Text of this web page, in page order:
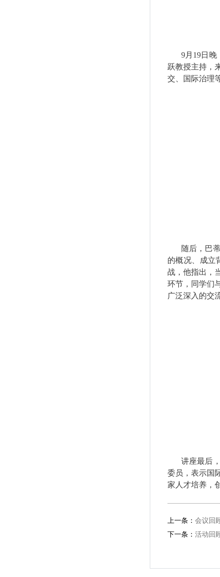
9月 19日晚
跃教授主持，
交、国际治理
随后，巴
的概况、成立
战，他指出，
环节，同学们
广泛深入的交
讲座最后
委员，表示国
家人才培养，
上一条： 会议回
下一条： 活动回